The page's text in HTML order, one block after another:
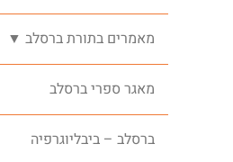
מאמרים בתורת ברסלב ▼
מאגר ספרי ברסלב
ברסלב – ביבליוגרפיה